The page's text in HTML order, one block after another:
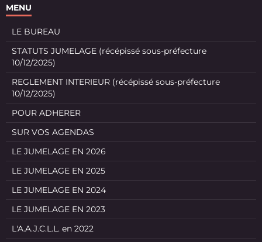
MENU
LE BUREAU
STATUTS JUMELAGE (récépissé sous-préfecture
10/12/2025)
REGLEMENT INTERIEUR (récépissé sous-préfecture
10/12/2025)
POUR ADHERER
SUR VOS AGENDAS
LE JUMELAGE EN 2026
LE JUMELAGE EN 2025
LE JUMELAGE EN 2024
LE JUMELAGE EN 2023
L'A.A.J.C.L.L. en 2022